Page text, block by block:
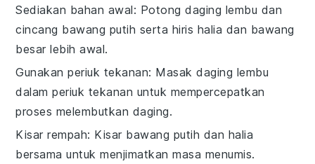
Sediakan bahan awal: Potongdaging lembu dan
cincang bawang putih serta hiris halia dan bawang
besar lebih awal.
Gunakan periuk tekanan: Masakdaging lembu
dalam periuk tekanan untuk mempercepatkan
proses melembutkan daging.
Kisar rempah: Kisar bawang putih dan halia
bersama untuk menjimatkan masa menumis.